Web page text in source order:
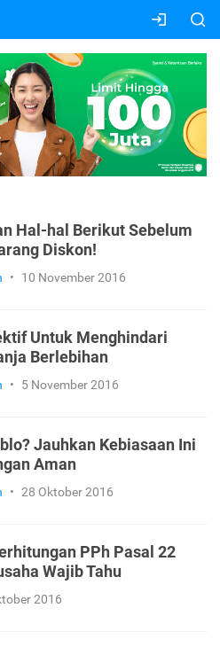
Hal-hal Berikut Sebelum
Diskon!
• 10 November 2016
Untuk Menghindari
Berlebihan
• 5 November 2016
Jauhkan Kebiasaan Ini
Aman
• 28 Oktober 2016
PPh Pasal 22
Wajib Tahu
2016